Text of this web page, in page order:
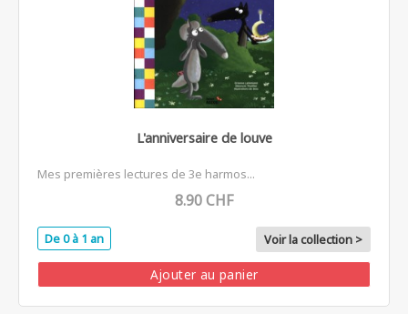
L'anniversaire de louve
Mes premières lectures de 3e harmos...
8.90 CHF
De 0 à 1 an Voir la collection >
Ajouter au panier